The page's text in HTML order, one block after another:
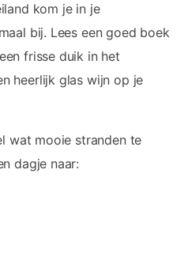
kom je in je
bij. Lees een goed boek
frisse duik in het
heerlijk glas wijn op je
wat mooie stranden te
dagje naar: